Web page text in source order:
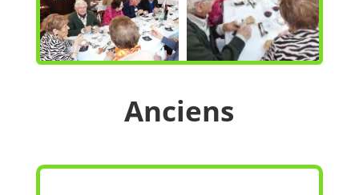
Anciens